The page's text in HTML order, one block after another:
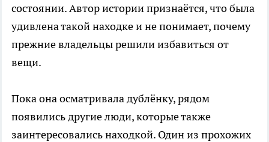
состоянии. Автор истории признаётся, что была
удивлена такой находке и не понимает, почему
прежние владельцы решили избавиться от
вещи.
Пока она осматривала дублёнку, рядом
появились другие люди, которые также
заинтересовались находкой. Один из прохожих